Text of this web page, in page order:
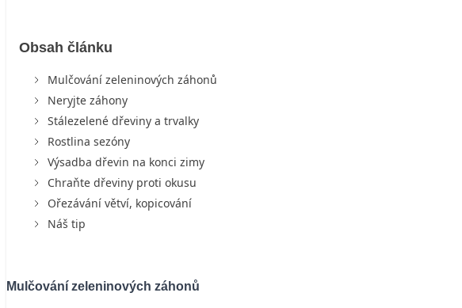
Obsah článku
Mulčování zeleninových záhonů
Neryjte záhony
Stálezelené dřeviny a trvalky
Rostlina sezóny
Výsadba dřevin na konci zimy
Chraňte dřeviny proti okusu
Ořezávání větví, kopicování
Náš tip
Mulčování zeleninových záhonů